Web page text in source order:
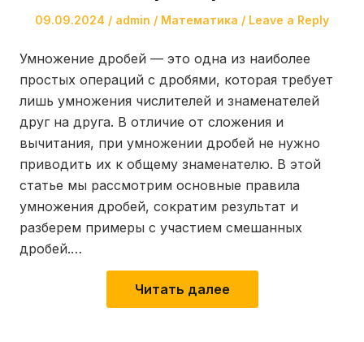
Posted
09.09.2024 Author
admin
Posted
Математика Leave a Reply
Умножение дробей — это одна из наиболее
простых операций с дробями, которая требует
лишь умножения числителей и знаменателей
друг на друга. В отличие от сложения и
вычитания, при умножении дробей не нужно
приводить их к общему знаменателю. В этой
статье мы рассмотрим основные правила
умножения дробей, сократим результат и
разберем примеры с участием смешанных
дробей.…
Читать далее